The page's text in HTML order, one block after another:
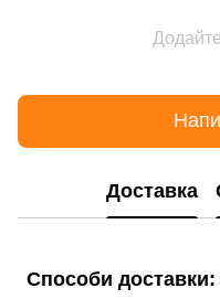
Доставка
Способи доставки: